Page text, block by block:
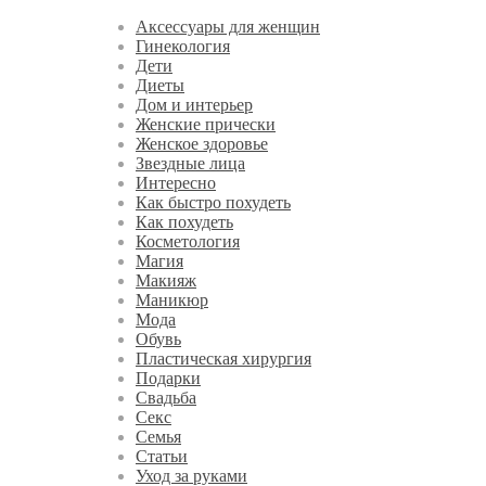
Аксессуары для женщин
Гинекология
Дети
Диеты
Дом и интерьер
Женские прически
Женское здоровье
Звездные лица
Интересно
Как быстро похудеть
Как похудеть
Косметология
Магия
Макияж
Маникюр
Мода
Обувь
Пластическая хирургия
Подарки
Свадьба
Секс
Семья
Статьи
Уход за руками